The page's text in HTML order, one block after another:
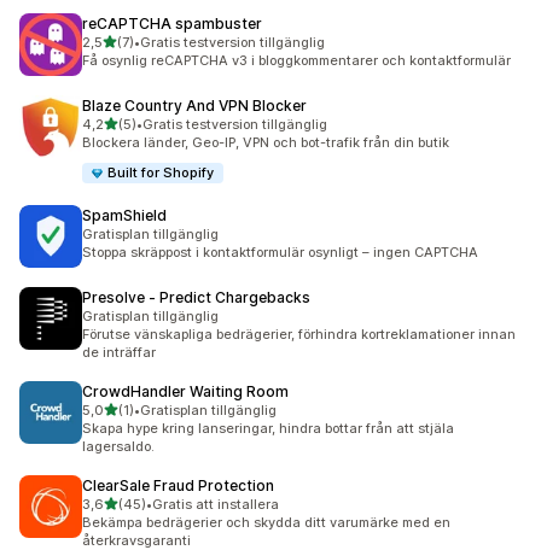
reCAPTCHA spambuster
2,5av 5 stjärnor
(7)
7 recensioner totalt
•Gratis testversion tillgänglig
Få osynlig reCAPTCHA v3 i bloggkommentarer och kontaktformulär
Blaze Country And VPN Blocker
4,2av 5 stjärnor
(5)
5 recensioner totalt
•Gratis testversion tillgänglig
Blockera länder, Geo-IP, VPN och bot-trafik från din butik
Built for Shopify
SpamShield
Gratisplan tillgänglig
Stoppa skräppost i kontaktformulär osynligt – ingen CAPTCHA
Presolve ‑ Predict Chargebacks
Gratisplan tillgänglig
Förutse vänskapliga bedrägerier, förhindra kortreklamationer innan
de inträffar
CrowdHandler Waiting Room
5,0av 5 stjärnor
(1)
1 recensioner totalt
•Gratisplan tillgänglig
Skapa hype kring lanseringar, hindra bottar från att stjäla
lagersaldo.
ClearSale Fraud Protection
3,6av 5 stjärnor
(45)
45 recensioner totalt
•Gratis att installera
Bekämpa bedrägerier och skydda ditt varumärke med en
återkravsgaranti